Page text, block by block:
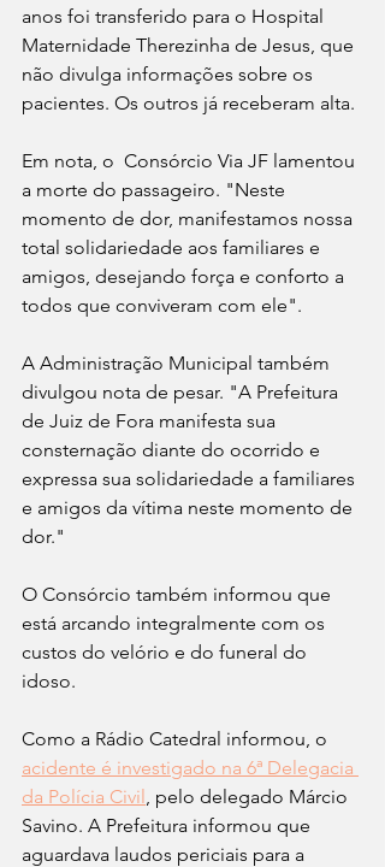
anos foi transferido para o Hospital
Maternidade Therezinha de Jesus, que
não divulga informações sobre os
pacientes. Os outros já receberam alta.
Em nota, o  Consórcio Via JF lamentou
a morte do passageiro. "Neste
momento de dor, manifestamos nossa
total solidariedade aos familiares e
amigos, desejando força e conforto a
todos que conviveram com ele".
A Administração Municipal também
divulgou nota de pesar. "A Prefeitura
de Juiz de Fora manifesta sua
consternação diante do ocorrido e
expressa sua solidariedade a familiares
e amigos da vítima neste momento de
dor."
O Consórcio também informou que
está arcando integralmente com os
custos do velório e do funeral do
idoso.
Como a Rádio Catedral informou, o
acidente é investigado na 6ª Delegacia
da Polícia Civil, pelo delegado Márcio
Savino. A Prefeitura informou que
aguardava laudos periciais para a